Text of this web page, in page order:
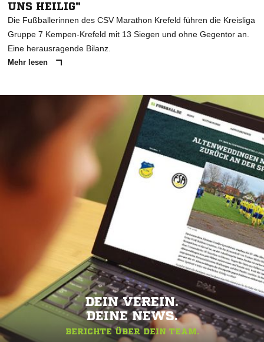
UNS HEILIG"
Die Fußballerinnen des CSV Marathon Krefeld führen die Kreisliga
Gruppe 7 Kempen-Krefeld mit 13 Siegen und ohne Gegentor an.
Eine herausragende Bilanz.
Mehr lesen
DEIN VEREIN.
DEINE NEWS.
BERICHTE ÜBER DEIN TEAM.